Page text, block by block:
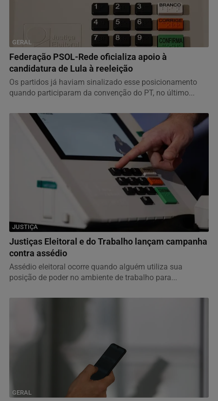
GERAL
Federação PSOL-Rede oficializa apoio à
candidatura de Lula à reeleição
Os partidos já haviam sinalizado esse posicionamento
quando participaram da convenção do PT, no último...
JUSTIÇA
Justiças Eleitoral e do Trabalho lançam campanha
contra assédio
Assédio eleitoral ocorre quando alguém utiliza sua
posição de poder no ambiente de trabalho para...
GERAL